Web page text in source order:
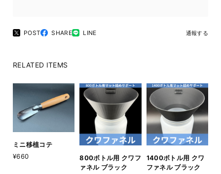
POST SHARE LINE 通報する
RELATED ITEMS
ミニ移植コテ
¥660
800ボトル用 クワフ
ァネル ブラック
1400ボトル用 クワ
ファネル ブラック